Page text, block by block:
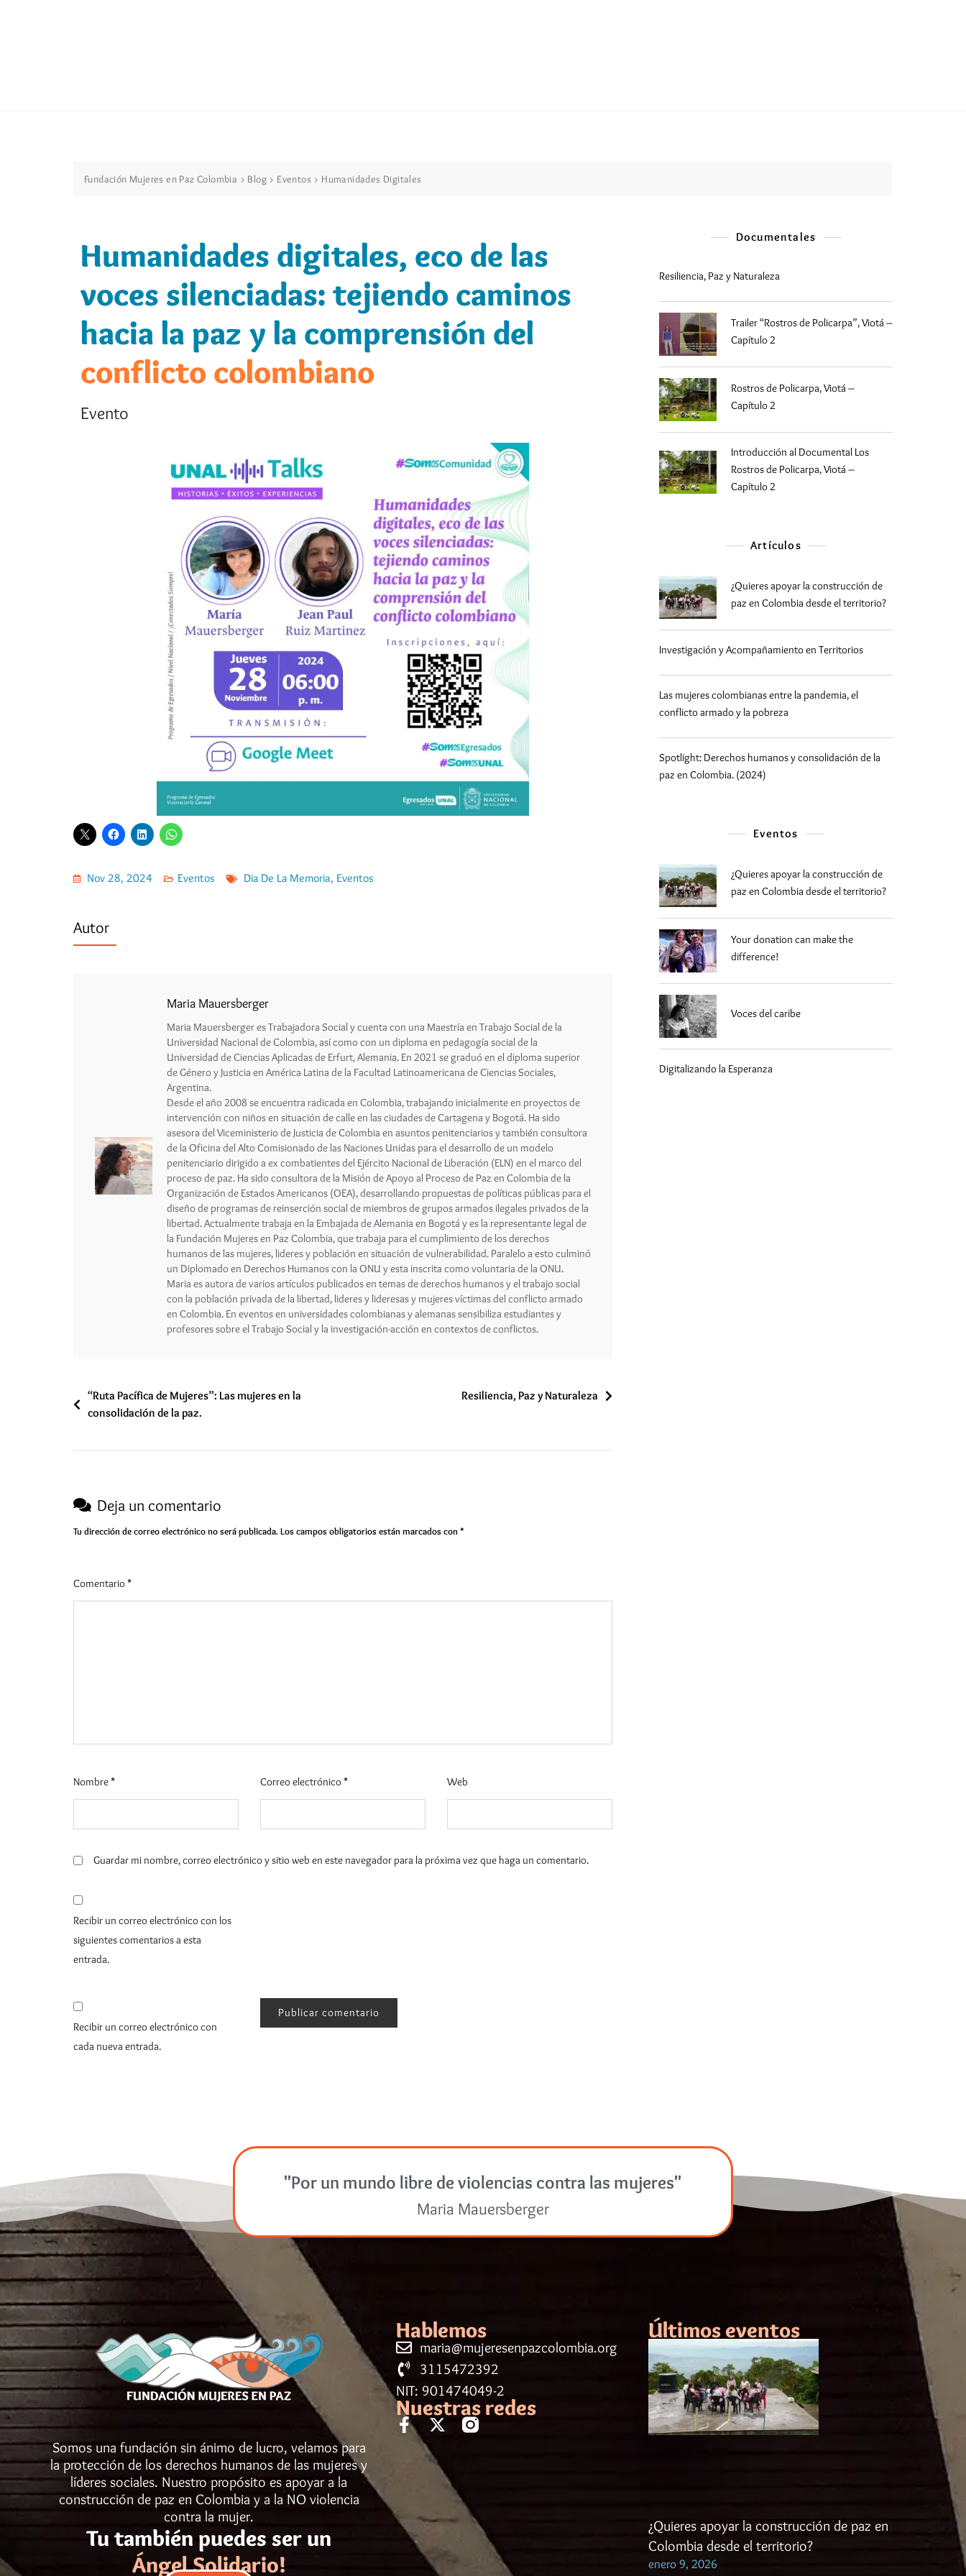
Fundación Mujeres en Paz Colombia > Blog > Eventos > Humanidades Digitales
Humanidades digitales, eco de las
voces silenciadas: tejiendo caminos
hacia la paz y la comprensión del
conflicto colombiano
Evento
Nov 28, 2024 Eventos Dia De La Memoria, Eventos
Autor
Maria Mauersberger
Maria Mauersberger es Trabajadora Social y cuenta con una Maestría en Trabajo Social de la
Universidad Nacional de Colombia, así como con un diploma en pedagogía social de la
Universidad de Ciencias Aplicadas de Erfurt, Alemania. En 2021 se graduó en el diploma superior
de Género y Justicia en América Latina de la Facultad Latinoamericana de Ciencias Sociales,
Argentina.
Desde el año 2008 se encuentra radicada en Colombia, trabajando inicialmente en proyectos de
intervención con niños en situación de calle en las ciudades de Cartagena y Bogotá. Ha sido
asesora del Viceministerio de Justicia de Colombia en asuntos penitenciarios y también consultora
de la Oficina del Alto Comisionado de las Naciones Unidas para el desarrollo de un modelo
penitenciario dirigido a ex combatientes del Ejército Nacional de Liberación (ELN) en el marco del
proceso de paz. Ha sido consultora de la Misión de Apoyo al Proceso de Paz en Colombia de la
Organización de Estados Americanos (OEA), desarrollando propuestas de políticas públicas para el
diseño de programas de reinserción social de miembros de grupos armados ilegales privados de la
libertad. Actualmente trabaja en la Embajada de Alemania en Bogotá y es la representante legal de
la Fundación Mujeres en Paz Colombia, que trabaja para el cumplimiento de los derechos
humanos de las mujeres, lideres y población en situación de vulnerabilidad. Paralelo a esto culminó
un Diplomado en Derechos Humanos con la ONU y esta inscrita como voluntaria de la ONU.
Maria es autora de varios artículos publicados en temas de derechos humanos y el trabajo social
con la población privada de la libertad, lideres y lideresas y mujeres víctimas del conflicto armado
en Colombia. En eventos en universidades colombianas y alemanas sensibiliza estudiantes y
profesores sobre el Trabajo Social y la investigación-acción en contextos de conflictos.
“Ruta Pacífica de Mujeres”: Las mujeres en la
consolidación de la paz.
Resiliencia, Paz y Naturaleza
Deja un comentario
Tu dirección de correo electrónico no será publicada.Los campos obligatorios están marcados con *
Comentario*
Nombre* Correo electrónico* Web
Guardar mi nombre, correo electrónico y sitio web en este navegador para la próxima vez que haga un comentario.
Recibir un correo electrónico con los
siguientes comentarios a esta
entrada.
Recibir un correo electrónico con
cada nueva entrada.
Documentales
Resiliencia, Paz y Naturaleza
Trailer “Rostros de Policarpa”, Viotá –
Capítulo 2
Rostros de Policarpa, Viotá –
Capítulo 2
Introducción al Documental Los
Rostros de Policarpa, Viotá –
Capítulo 2
Artículos
¿Quieres apoyar la construcción de
paz en Colombia desde el territorio?
Investigación y Acompañamiento en Territorios
Las mujeres colombianas entre la pandemia, el
conflicto armado y la pobreza
Spotlight: Derechos humanos y consolidación de la
paz en Colombia. (2024)
Eventos
¿Quieres apoyar la construcción de
paz en Colombia desde el territorio?
Your donation can make the
difference!
Voces del caribe
Digitalizando la Esperanza
"Por un mundo libre de violencias contra las mujeres"
Maria Mauersberger
Somos una fundación sin ánimo de lucro, velamos para
la protección de los derechos humanos de las mujeres y
líderes sociales. Nuestro propósito es apoyar a la
construcción de paz en Colombia y a la NO violencia
contra la mujer.
Tu también puedes ser un
Ángel Solidario!
Hablemos
maria@mujeresenpazcolombia.org
3115472392
NIT: 901474049-2
Nuestras redes
Últimos eventos
¿Quieres apoyar la construcción de paz en
Colombia desde el territorio?
enero 9, 2026